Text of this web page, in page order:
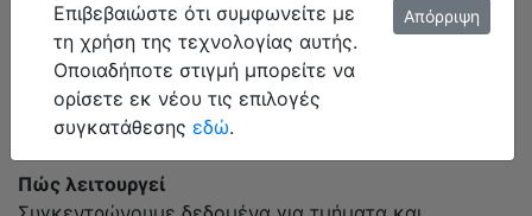
Το Pyxis.edu.gr είναι μια πλατφόρμα που βοηθά
μαθητές και υποψηφίους να κατανοούν καλύτερα τις
βάσεις εισαγωγής, τα χαρακτηριστικά των τμημάτων
και την εμπειρία φοίτησης, ώστε να κάνουν πιο
ενημερωμένες επιλογές.
Πώς λειτουργεί
Επιβεβαιώστε ότι συμφωνείτε με
τη χρήση της τεχνολογίας αυτής.
Οποιαδήποτε στιγμή μπορείτε να
ορίσετε εκ νέου τις επιλογές
συγκατάθεσης εδώ.
Απόρριψη